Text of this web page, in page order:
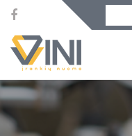
Search bar place.